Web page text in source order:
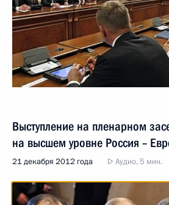
Выступление на пленарном
на высшем уровне Россия –
21 декабря 2012 года Аудио, 5 мин.